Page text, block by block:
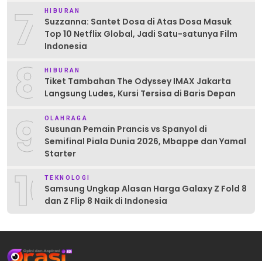
7 HIBURAN
Suzzanna: Santet Dosa di Atas Dosa Masuk
Top 10 Netflix Global, Jadi Satu-satunya Film
Indonesia
8 HIBURAN
Tiket Tambahan The Odyssey IMAX Jakarta
Langsung Ludes, Kursi Tersisa di Baris Depan
9 OLAHRAGA
Susunan Pemain Prancis vs Spanyol di
Semifinal Piala Dunia 2026, Mbappe dan Yamal
Starter
10TEKNOLOGI
Samsung Ungkap Alasan Harga Galaxy Z Fold 8
dan Z Flip 8 Naik di Indonesia